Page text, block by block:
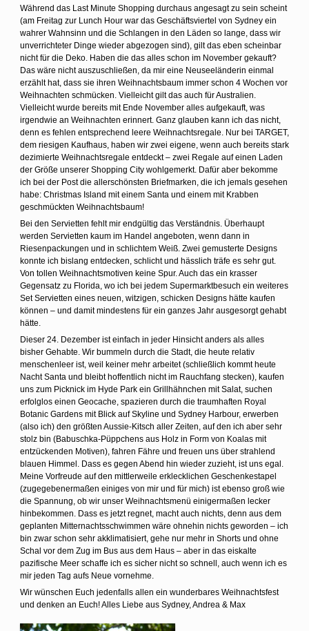
Während das Last Minute Shopping durchaus angesagt zu sein scheint
(am Freitag zur Lunch Hour war das Geschäftsviertel von Sydney ein
wahrer Wahnsinn und die Schlangen in den Läden so lange, dass wir
unverrichteter Dinge wieder abgezogen sind), gilt das eben scheinbar
nicht für die Deko. Haben die das alles schon im November gekauft?
Das wäre nicht auszuschließen, da mir eine Neuseeländerin einmal
erzählt hat, dass sie ihren Weihnachtsbaum immer schon 4 Wochen vor
Weihnachten schmücken. Vielleicht gilt das auch für Australien.
Vielleicht wurde bereits mit Ende November alles aufgekauft, was
irgendwie an Weihnachten erinnert. Ganz glauben kann ich das nicht,
denn es fehlen entsprechend leere Weihnachtsregale. Nur bei TARGET,
dem riesigen Kaufhaus, haben wir zwei eigene, wenn auch bereits stark
dezimierte Weihnachtsregale entdeckt – zwei Regale auf einen Laden
der Größe unserer Shopping City wohlgemerkt. Dafür aber bekomme
ich bei der Post die allerschönsten Briefmarken, die ich jemals gesehen
habe: Christmas Island mit einem Santa und einem mit Krabben
geschmückten Weihnachtsbaum!
Bei den Servietten fehlt mir endgültig das Verständnis. Überhaupt
werden Servietten kaum im Handel angeboten, wenn dann in
Riesenpackungen und in schlichtem Weiß. Zwei gemusterte Designs
konnte ich bislang entdecken, schlicht und hässlich träfe es sehr gut.
Von tollen Weihnachtsmotiven keine Spur. Auch das ein krasser
Gegensatz zu Florida, wo ich bei jedem Supermarktbesuch ein weiteres
Set Servietten eines neuen, witzigen, schicken Designs hätte kaufen
können – und damit mindestens für ein ganzes Jahr ausgesorgt gehabt
hätte.
Dieser 24. Dezember ist einfach in jeder Hinsicht anders als alles
bisher Gehabte. Wir bummeln durch die Stadt, die heute relativ
menschenleer ist, weil keiner mehr arbeitet (schließlich kommt heute
Nacht Santa und bleibt hoffentlich nicht im Rauchfang stecken), kaufen
uns zum Picknick im Hyde Park ein Grillhähnchen mit Salat, suchen
erfolglos einen Geocache, spazieren durch die traumhaften Royal
Botanic Gardens mit Blick auf Skyline und Sydney Harbour, erwerben
(also ich) den größten Aussie-Kitsch aller Zeiten, auf den ich aber sehr
stolz bin (Babuschka-Püppchens aus Holz in Form von Koalas mit
entzückenden Motiven), fahren Fähre und freuen uns über strahlend
blauen Himmel. Dass es gegen Abend hin wieder zuzieht, ist uns egal.
Meine Vorfreude auf den mittlerweile erklecklichen Geschenkestapel
(zugegebenermaßen einiges von mir und für mich) ist ebenso groß wie
die Spannung, ob wir unser Weihnachtsmenü einigermaßen lecker
hinbekommen. Dass es jetzt regnet, macht auch nichts, denn aus dem
geplanten Mitternachtsschwimmen wäre ohnehin nichts geworden – ich
bin zwar schon sehr akklimatisiert, gehe nur mehr in Shorts und ohne
Schal vor dem Zug im Bus aus dem Haus – aber in das eiskalte
pazifische Meer schaffe ich es sicher nicht so schnell, auch wenn ich es
mir jeden Tag aufs Neue vornehme.
Wir wünschen Euch jedenfalls allen ein wunderbares Weihnachtsfest
und denken an Euch! Alles Liebe aus Sydney, Andrea & Max